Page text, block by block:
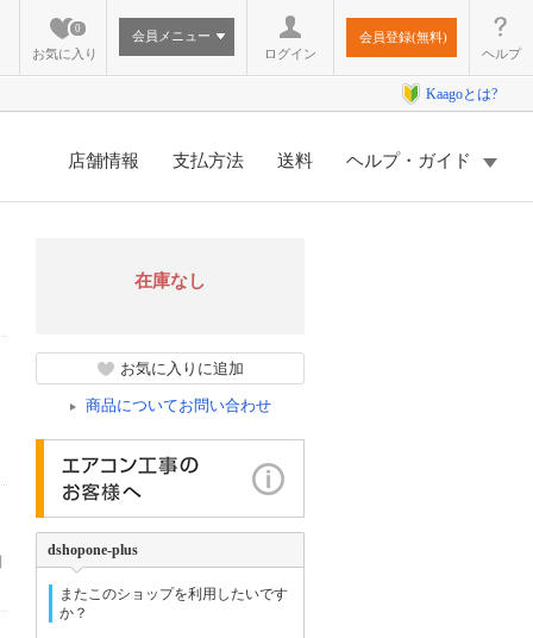
お気に入り
0
会員メニュー
ログイン
会員登録(無料)
ヘルプ
Kaagoとは?
店舗情報 支払方法 送料 ヘルプ・ガイド
在庫なし
お気に入りに追加
商品についてお問い合わせ
dshopone-plus
またこのショップを利用したいです
か？